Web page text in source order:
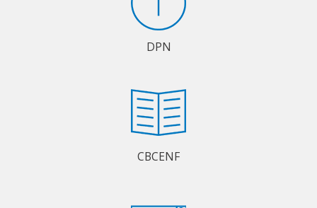
DPN
CBCENF